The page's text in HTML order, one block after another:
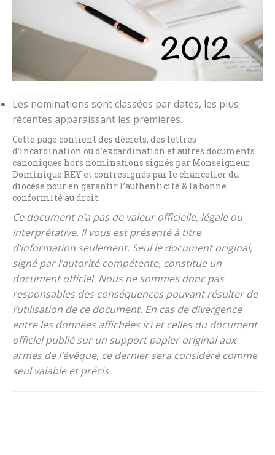
Les nominations sont classées par dates, les plus
récentes apparaissant les premières.
Cette page contient des décrets, des lettres
d’incardination ou d’excardination et autres documents
canoniques hors nominations signés par Monseigneur
Dominique REY et contresignés par le chancelier du
diocèse pour en garantir l’authenticité & la bonne
conformité au droit.
Ce document n’a pas de valeur officielle, légale ou
interprétative. Il vous est présenté à titre
d’information seulement. Seul le document original,
signé par l’autorité compétente, constitue un
document officiel. Nous ne sommes donc pas
responsables des conséquences pouvant résulter de
l’utilisation de ce document. En cas de divergence
entre les données affichées ici et celles du document
officiel publié sur un support papier original aux
armes de l’évêque, ce dernier sera considéré comme
seul valable et précis.